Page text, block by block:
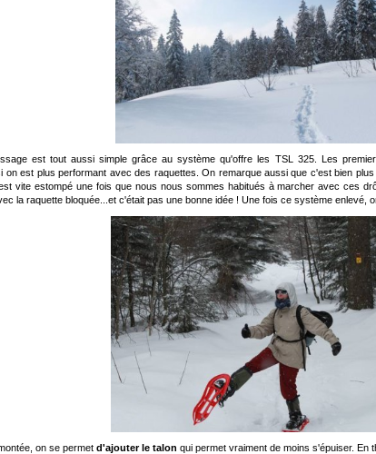
est tout aussi simple grâce au système qu'offre les TSL 325. Les
on est plus performant avec des raquettes. On remarque aussi que c'est bien
vite estompé une fois que nous nous sommes habitués à marcher avec ces
la raquette bloquée...et c'était pas une bonne idée ! Une fois ce système enlevé,
on se permet d'ajouter le talon qui permet vraiment de moins s'épuiser. En